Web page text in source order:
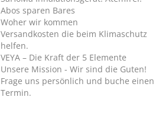
Abos sparen Bares
Woher wir kommen
Versandkosten die beim Klimaschutz
helfen.
VEYA – Die Kraft der 5 Elemente
Unsere Mission - Wir sind die Guten!
Frage uns persönlich und buche einen
Termin.